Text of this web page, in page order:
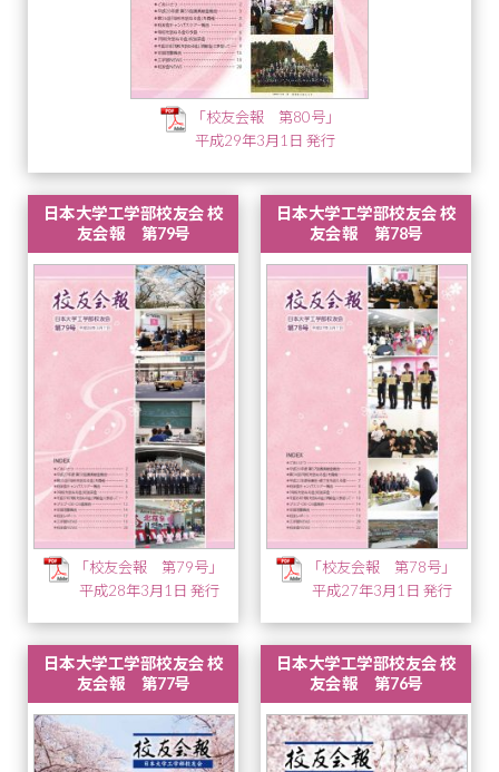
「校友会報 第80号」
平成29年3月1日 発行
日本大学工学部校友会 校
友会報 第79号
「校友会報 第79号」
平成28年3月1日 発行
日本大学工学部校友会 校
友会報 第78号
「校友会報 第78号」
平成27年3月1日 発行
日本大学工学部校友会 校
友会報 第77号
日本大学工学部校友会 校
友会報 第76号